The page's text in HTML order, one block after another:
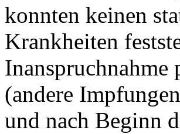
konnten keinen
Krankheiten
Inanspruchnahme
(andere
und nach Beginn